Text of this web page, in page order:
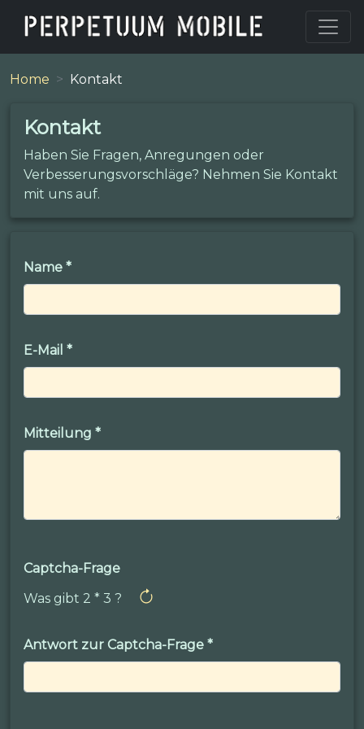
Home Kontakt
Kontakt
Haben Sie Fragen, Anregungen oder
Verbesserungsvorschläge? Nehmen Sie Kontakt
mit uns auf.
Name *
E-Mail *
Mitteilung *
Captcha-Frage
Was gibt 2 * 3 ?
Antwort zur Captcha-Frage *